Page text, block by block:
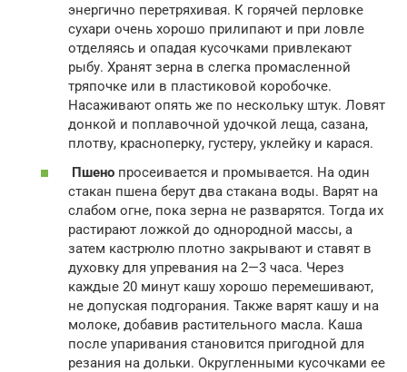
энергично перетряхивая. К горячей перловке
сухари очень хорошо прилипают и при ловле
отделяясь и опадая кусочками привлекают
рыбу. Хранят зерна в слегка промасленной
тряпочке или в пластиковой коробочке.
Насаживают опять же по нескольку штук. Ловят
донкой и поплавочной удочкой леща, сазана,
плотву, красноперку, густеру, уклейку и карася.
Пшено просеивается и промывается. На один
стакан пшена берут два стакана воды. Варят на
слабом огне, пока зерна не разварятся. Тогда их
растирают ложкой до однородной массы, а
затем кастрюлю плотно закрывают и ставят в
духовку для упревания на 2—3 часа. Через
каждые 20 минут кашу хорошо перемешивают,
не допуская подгорания. Также варят кашу и на
молоке, добавив растительного масла. Каша
после упаривания становится пригодной для
резания на дольки. Округленными кусочками ее